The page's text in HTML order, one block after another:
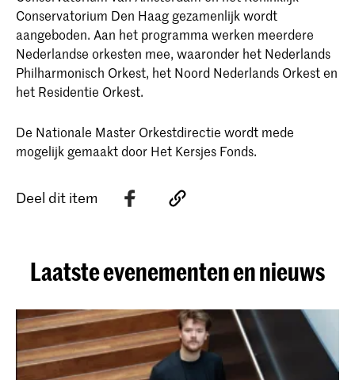
Conservatorium Den Haag gezamenlijk wordt
aangeboden. Aan het programma werken meerdere
Nederlandse orkesten mee, waaronder het Nederlands
Philharmonisch Orkest, het Noord Nederlands Orkest en
het Residentie Orkest.
De Nationale Master Orkestdirectie wordt mede
mogelijk gemaakt door Het Kersjes Fonds.
Deel dit item
Laatste evenementen en nieuws